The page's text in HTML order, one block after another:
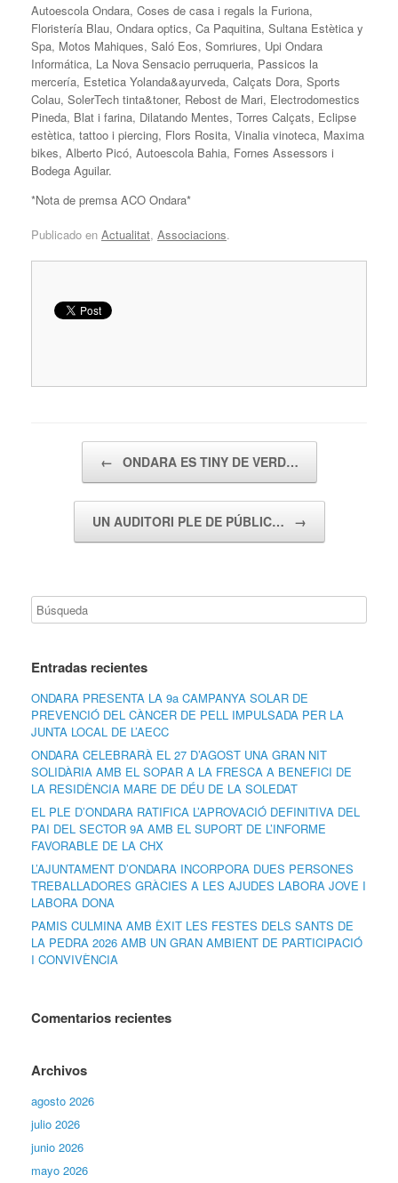
Autoescola Ondara, Coses de casa i regals la Furiona,
Floristería Blau, Ondara optics, Ca Paquitina, Sultana Estètica y
Spa, Motos Mahiques, Saló Eos, Somriures, Upi Ondara
Informática, La Nova Sensacio perruqueria, Passicos la
mercería, Estetica Yolanda&ayurveda, Calçats Dora, Sports
Colau, SolerTech tinta&toner, Rebost de Mari, Electrodomestics
Pineda, Blat i farina, Dilatando Mentes, Torres Calçats, Eclipse
estètica, tattoo i piercing, Flors Rosita, Vinalia vinoteca, Maxima
bikes, Alberto Picó, Autoescola Bahia, Fornes Assessors i
Bodega Aguilar.
*Nota de premsa ACO Ondara*
Publicado en Actualitat, Associacions.
← ONDARA ES TINY DE VERD…
UN AUDITORI PLE DE PÚBLIC… →
Entradas recientes
ONDARA PRESENTA LA 9a CAMPANYA SOLAR DE
PREVENCIÓ DEL CÀNCER DE PELL IMPULSADA PER LA
JUNTA LOCAL DE L’AECC
ONDARA CELEBRARÀ EL 27 D’AGOST UNA GRAN NIT
SOLIDÀRIA AMB EL SOPAR A LA FRESCA A BENEFICI DE
LA RESIDÈNCIA MARE DE DÉU DE LA SOLEDAT
EL PLE D’ONDARA RATIFICA L’APROVACIÓ DEFINITIVA DEL
PAI DEL SECTOR 9A AMB EL SUPORT DE L’INFORME
FAVORABLE DE LA CHX
L’AJUNTAMENT D’ONDARA INCORPORA DUES PERSONES
TREBALLADORES GRÀCIES A LES AJUDES LABORA JOVE I
LABORA DONA
PAMIS CULMINA AMB ÈXIT LES FESTES DELS SANTS DE
LA PEDRA 2026 AMB UN GRAN AMBIENT DE PARTICIPACIÓ
I CONVIVÈNCIA
Comentarios recientes
Archivos
agosto 2026
julio 2026
junio 2026
mayo 2026